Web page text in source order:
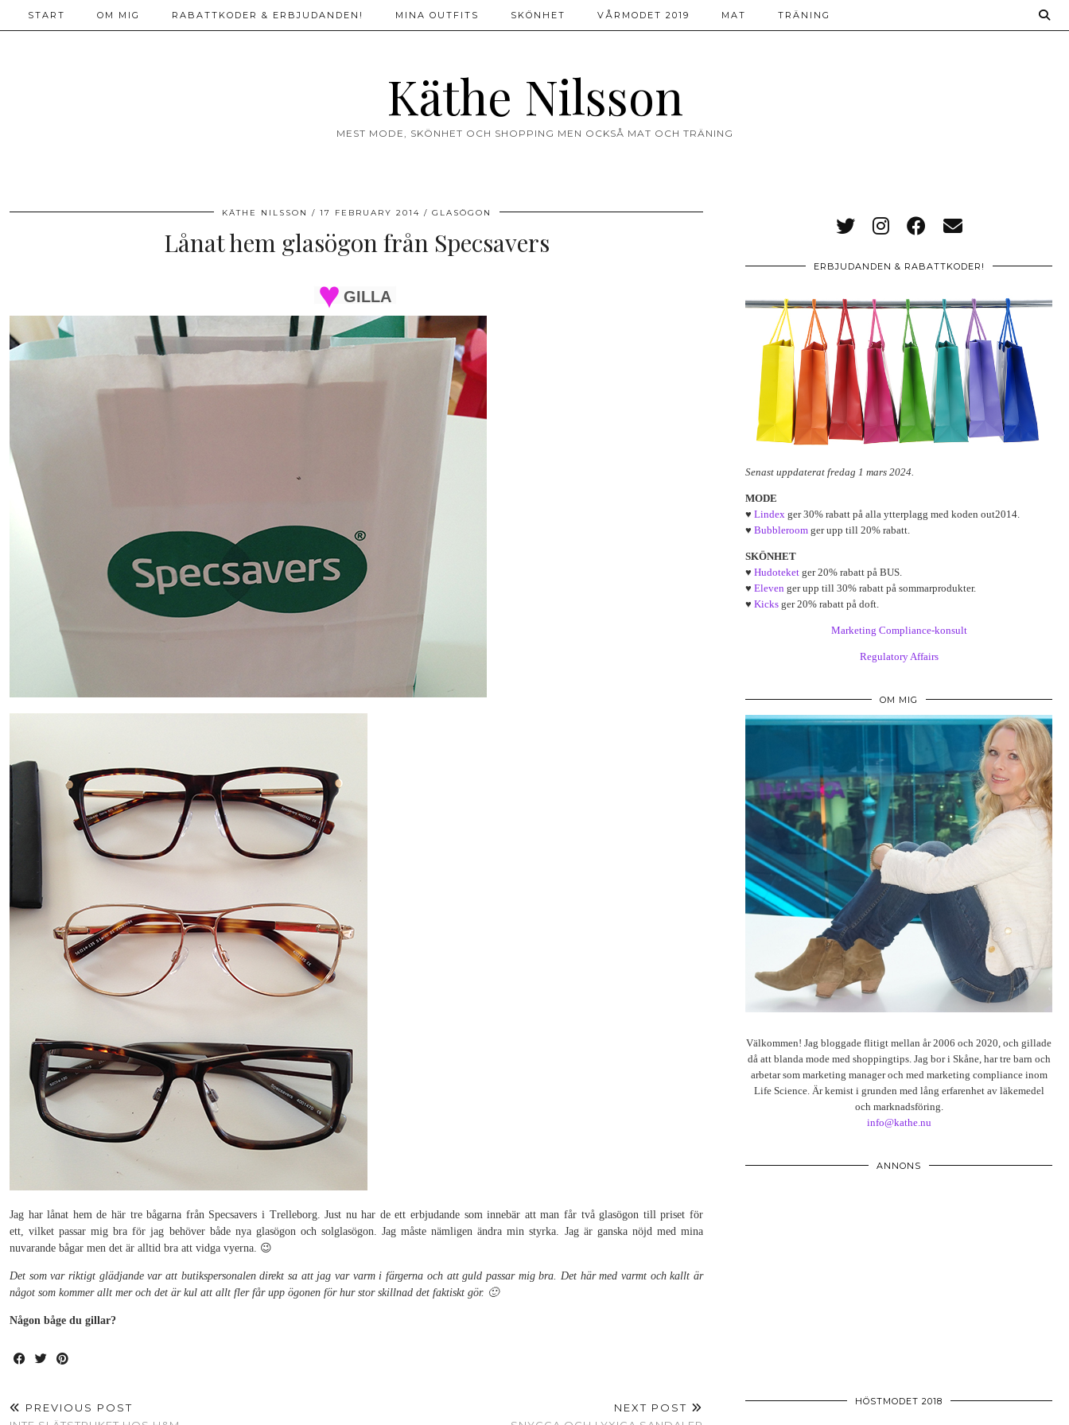
Käthe Nilsson
MEST MODE, SKÖNHET OCH SHOPPING MEN OCKSÅ MAT OCH TRÄNING
START OM MIG RABATTKODER & ERBJUDANDEN! MINA OUTFITS SKÖNHET VÅRMODET 2019 MAT TRÄNING
KÄTHE NILSSON 17 FEBRUARY 2014 GLASÖGON
Lånat hem glasögon från Specsavers
GILLA
Jag har lånat hem de här tre bågarna från Specsavers i Trelleborg. Just nu har de ett erbjudande som innebär att man får två glasögon till priset för
ett, vilket passar mig bra för jag behöver både nya glasögon och solglasögon. Jag måste nämligen ändra min styrka. Jag är ganska nöjd med mina
nuvarande bågar men det är alltid bra att vidga vyerna. 😉
Det som var riktigt glädjande var att butikspersonalen direkt sa att jag var varm i färgerna och att guld passar mig bra. Det här med varmt och kallt är
något som kommer allt mer och det är kul att allt fler får upp ögonen för hur stor skillnad det faktiskt gör. 🙂
Någon båge du gillar?
PREVIOUS POST
NEXT POST
ERBJUDANDEN & RABATTKODER!
Senast uppdaterat fredag 1 mars 2024.
MODE
♥ Lindex ger 30% rabatt på alla ytterplagg med koden out2014.
♥ Bubbleroom ger upp till 20% rabatt.
SKÖNHET
♥ Hudoteket ger 20% rabatt på BUS.
♥ Eleven ger upp till 30% rabatt på sommarprodukter.
♥ Kicks ger 20% rabatt på doft.
Marketing Compliance-konsult
Regulatory Affairs
OM MIG
Välkommen! Jag bloggade flitigt mellan år 2006 och 2020, och gillade
då att blanda mode med shoppingtips. Jag bor i Skåne, har tre barn och
arbetar som marketing manager och med marketing compliance inom
Life Science. Är kemist i grunden med lång erfarenhet av läkemedel
och marknadsföring.
info@kathe.nu
ANNONS
HÖSTMODET 2018